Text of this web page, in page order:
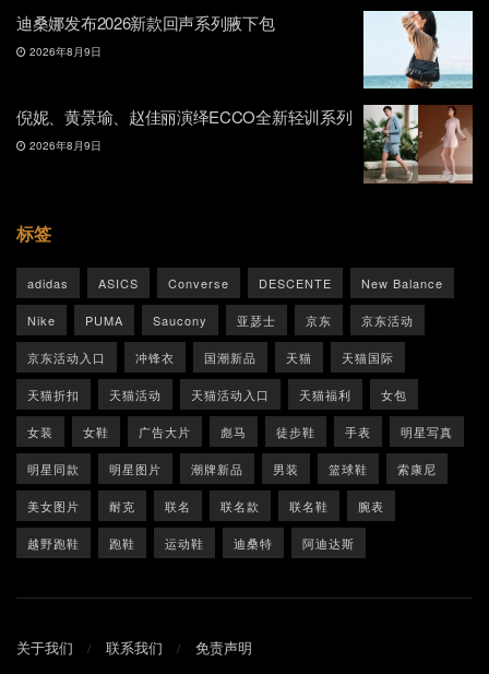
迪桑娜发布2026新款回声系列腋下包
2026年8月9日
倪妮、黄景瑜、赵佳丽演绎ECCO全新轻训系列
2026年8月9日
标签
adidas ASICS Converse DESCENTE New Balance
Nike PUMA Saucony 亚瑟士 京东 京东活动
京东活动入口 冲锋衣 国潮新品 天猫 天猫国际
天猫折扣 天猫活动 天猫活动入口 天猫福利 女包
女装 女鞋 广告大片 彪马 徒步鞋 手表 明星写真
明星同款 明星图片 潮牌新品 男装 篮球鞋 索康尼
美女图片 耐克 联名 联名款 联名鞋 腕表
越野跑鞋 跑鞋 运动鞋 迪桑特 阿迪达斯
关于我们 联系我们 免责声明